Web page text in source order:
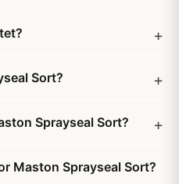
Sort?
Sprayseal Sort?
Maston Sprayseal Sort?